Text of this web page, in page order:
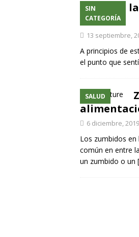
[ 2
SIN
CATEGORÍA
Esta es
china
13 septiembre,
A principios de
el punto que
SALUD
6 diciembre, 2019
Los zumbidos
común en entre
un zumbido o un